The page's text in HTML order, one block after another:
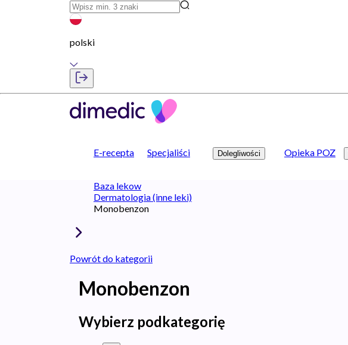
polski
E-recepta Specjaliści Dolegliwości Opieka POZ
Baza lekow
Dermatologia (inne leki)
Monobenzon
Powrót do kategorii
Monobenzon
Wybierz podkategorię